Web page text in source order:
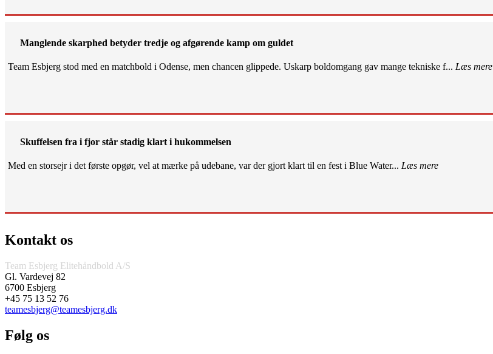
Manglende skarphed betyder tredje og afgørende kamp om guldet
Team Esbjerg stod med en matchbold i Odense, men chancen glippede. Uskarp boldomgang gav mange tekniske f... Læs mere
Skuffelsen fra i fjor står stadig klart i hukommelsen
Med en storsejr i det første opgør, vel at mærke på udebane, var der gjort klart til en fest i Blue Water... Læs mere
Kontakt os
Team Esbjerg Elitehåndbold A/S
Gl. Vardevej 82
6700 Esbjerg
+45 75 13 52 76
teamesbjerg@teamesbjerg.dk
Følg os